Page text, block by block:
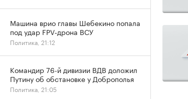
Машина врио главы Шебекино попала
под удар FPV‑дрона ВСУ
Политика, 21:12
Командир 76-й дивизии ВДВ доложил
Путину об обстановке у Доброполья
Политика, 21:05